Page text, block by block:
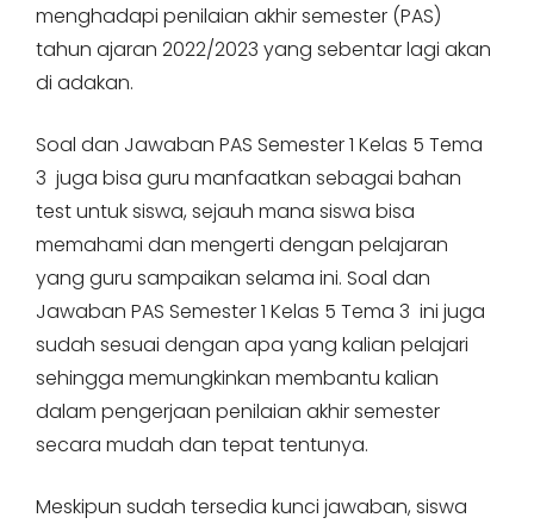
menghadapi penilaian akhir semester (PAS)
tahun ajaran 2022/2023 yang sebentar lagi akan
di adakan.
Soal dan Jawaban PAS Semester 1 Kelas 5 Tema
3 juga bisa guru manfaatkan sebagai bahan
test untuk siswa, sejauh mana siswa bisa
memahami dan mengerti dengan pelajaran
yang guru sampaikan selama ini. Soal dan
Jawaban PAS Semester 1 Kelas 5 Tema 3 ini juga
sudah sesuai dengan apa yang kalian pelajari
sehingga memungkinkan membantu kalian
dalam pengerjaan penilaian akhir semester
secara mudah dan tepat tentunya.
Meskipun sudah tersedia kunci jawaban, siswa